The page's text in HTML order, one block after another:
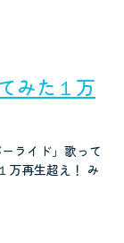
みた１万
ライド」歌って
万再生超え！ み